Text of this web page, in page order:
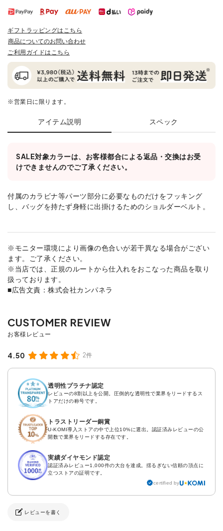
ギフトラッピングはこちら
商品についてのお問い合わせ
ご利用ガイドはこちら
※営業日に限ります。
アイテム説明 スペック
SALE対象カラーは、お客様都合による返品・交換はお受
けできませんのでご了承ください。
付属のカラビナ等パーツ部分に必要なものだけをフッキング
し、バッグを持たず身軽に出掛けるためのショルダーベルト。
※モニター環境により画像の色合いが若干異なる場合がござい
ます。ご了承ください。
※当店では、正規のルートから仕入れをおこなった商品を取り
扱っております。
■広告文責：株式会社カンパネラ
4.50 2件
透明性プラチナ認定
レビューの8割以上を公開。圧倒的な透明性で業界をリードするス
トアだけの称号です。
トラストリーダー銅賞
U-KOMI導入ストアの中で上位10%に選出。認証済みレビューの公
開数で業界をリードする存在です。
実績ダイヤモンド認定
認証済みレビュー1,000件の大台を達成。揺るぎない信頼の頂点に
立つストアの証明です。
certified by
レビューを書く